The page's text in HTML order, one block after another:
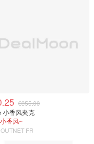
€355.00
小香风夹克
香风~
FR